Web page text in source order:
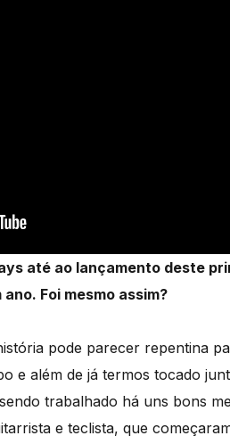
até ao lançamento deste
Foi mesmo assim?
pode parecer repentina
e além de já termos tocado
trabalhado há uns bons
e teclista, que